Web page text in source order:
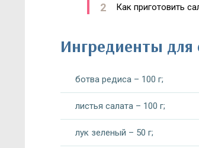
Как приготовить
Ингредиенты для
ботва редиса – 100 г;
листья салата – 100 г;
лук зеленый – 50 г;